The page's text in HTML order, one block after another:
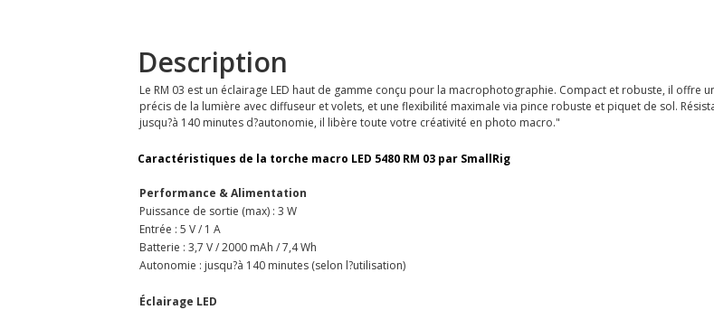
Description
Le RM 03 est un éclairage LED haut de gamme conçu pour la macrophotographie. Compact et robuste, il
précis de la lumière avec diffuseur et volets, et une flexibilité maximale via pince robuste et piquet de sol.
jusqu?à 140 minutes d?autonomie, il libère toute votre créativité en photo macro."
Caractéristiques de la torche macro LED 5480 RM 03 par SmallRig
Performance & Alimentation
Puissance de sortie (max) : 3 W
Entrée : 5 V / 1 A
Batterie : 3,7 V / 2000 mAh / 7,4 Wh
Autonomie : jusqu?à 140 minutes (selon l?utilisation)
Éclairage LED